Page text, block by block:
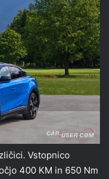
Vstopnico
400 KM in 650 Nm